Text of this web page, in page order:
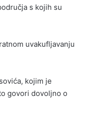
s kojih su
uvakufljavanju
kojim je
govori dovoljno o